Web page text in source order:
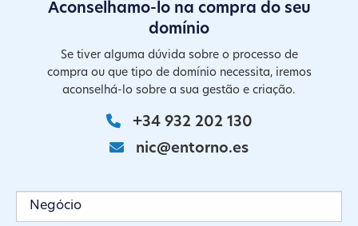
Aconselhamo-lo na compra do seu
domínio
Se tiver alguma dúvida sobre o processo de
compra ou que tipo de domínio necessita, iremos
aconselhá-lo sobre a sua gestão e criação.
+34 932 202 130
nic@entorno.es